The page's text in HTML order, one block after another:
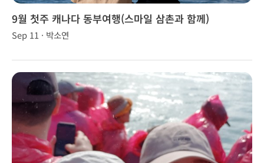
9월 첫주 캐나다 동부여행(스마일 삼촌과 함께)
Sep 11 · 박소연